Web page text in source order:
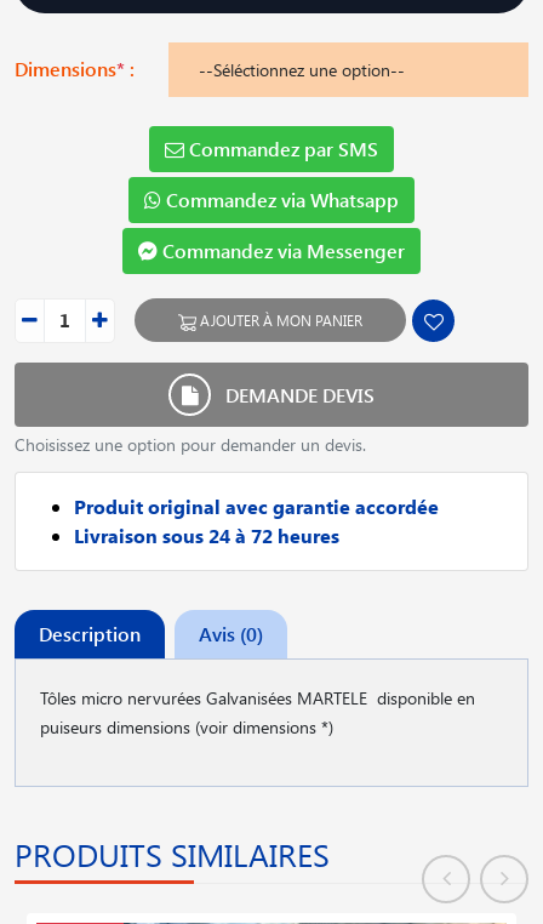
Dimensions* :
Commandez par SMS
Commandez via Whatsapp
Commandez via Messenger
AJOUTER À MON PANIER
DEMANDE DEVIS
Choisissez une option pour demander un devis.
Produit original avec garantie accordée
Livraison sous 24 à 72 heures
Description Avis (0)
Tôles micro nervurées Galvanisées MARTELE disponible en
puiseurs dimensions (voir dimensions *)
PRODUITS SIMILAIRES